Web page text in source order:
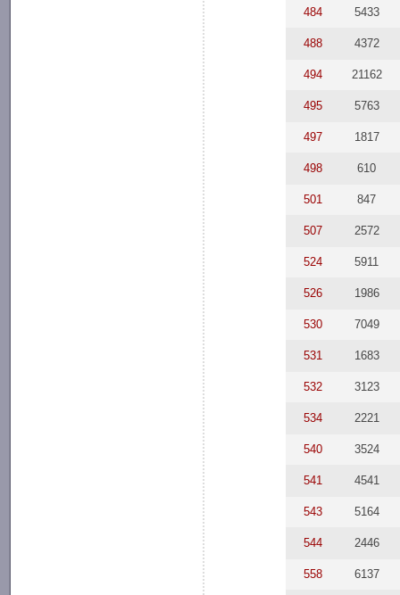
484 5433
488 4372
494 21162
495 5763
497 1817
498 610
501 847
507 2572
524 5911
526 1986
530 7049
531 1683
532 3123
534 2221
540 3524
541 4541
543 5164
544 2446
558 6137